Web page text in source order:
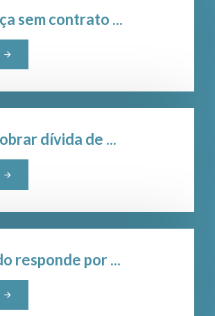
sem contrato ...
dívida de ...
responde por ...